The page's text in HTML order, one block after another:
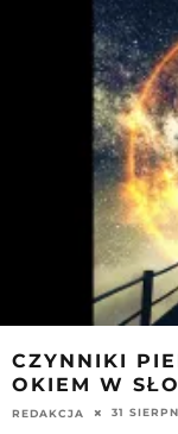
CZYNNIKI
OKIEM W
REDAKCJA 31